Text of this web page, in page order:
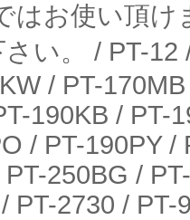
はお使い頂
い。 / PT-12
/ PT-
190KB / PT-
/ PT-190PY /
PT-250BG /
PT-2730 / PT-